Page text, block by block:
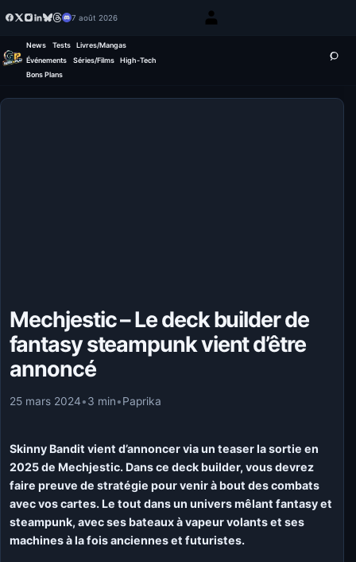
7 août 2026
News Tests
Livres/Mangas
Événements
Séries/Films
High-Tech
Bons Plans
Mechjestic – Le deck builder de
fantasy steampunk vient d’être
annoncé
25 mars 2024•3 min•Paprika
Skinny Bandit vient d’annoncer via un teaser la sortie en
2025 de Mechjestic. Dans ce deck builder, vous devrez
faire preuve de stratégie pour venir à bout des combats
avec vos cartes. Le tout dans un univers mêlant fantasy et
steampunk, avec ses bateaux à vapeur volants et ses
machines à la fois anciennes et futuristes.